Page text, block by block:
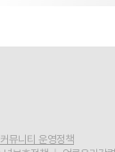
커뮤니티 운영정책